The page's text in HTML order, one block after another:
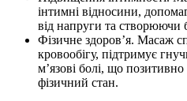
інтимні відносини,
від напруги та створюючи
Фізичне здоров’я. Масаж
кровообігу, підтримує
м’язові болі, що
фізичний стан.